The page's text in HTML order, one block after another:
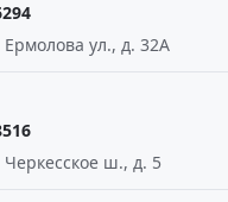
Ермолова ул., д. 32А
Черкесское ш., д. 5